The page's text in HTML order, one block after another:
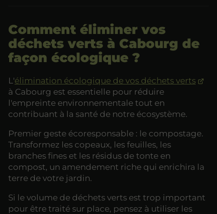
Comment éliminer vos
déchets verts à Cabourg de
façon écologique ?
L'élimination écologique de vos déchets verts
à Cabourg est essentielle pour réduire
l'empreinte environnementale tout en
contribuant à la santé de notre écosystème.
Premier geste écoresponsable : le compostage.
Transformez les copeaux, les feuilles, les
branches fines et les résidus de tonte en
compost, un amendement riche qui enrichira la
terre de votre jardin.
Si le volume de déchets verts est trop important
pour être traité sur place, pensez à utiliser les